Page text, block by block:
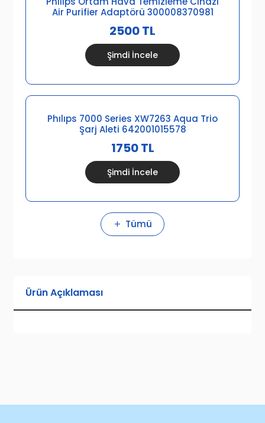
Air Purifier Adaptörü 300008370981
2500 TL
Şimdi İncele
Phılıps 7000 Series XW7263 Aqua Trio
Şarj Aleti 642001015578
1750 TL
Şimdi İncele
Tümü
Ürün Açıklaması